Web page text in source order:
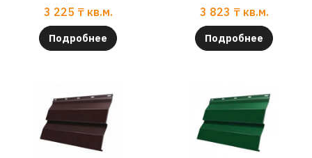
3 225 ₸ кв.м.
Подробнее
3 823 ₸ кв.м.
Подробнее